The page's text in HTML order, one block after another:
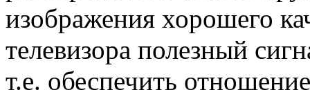
изображения хорошего
телевизора полезный
т.е. обеспечить